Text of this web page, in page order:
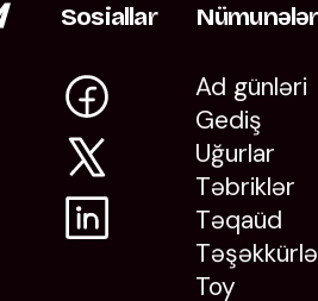
Sosiallar Nümunələr
Ad günləri
Gediş
Uğurlar
Təbriklər
Təqaüd
Toy